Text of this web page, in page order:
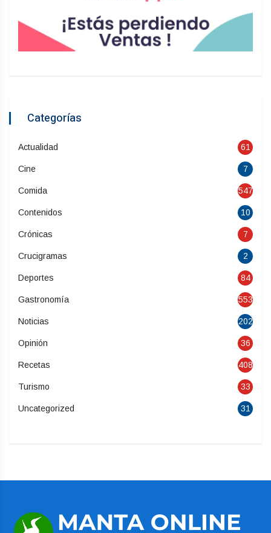
Categorías
Actualidad 61
Cine 7
Comida 547
Contenidos 10
Crónicas 7
Crucigramas 2
Deportes 84
Gastronomía 553
Noticias 202
Opinión 36
Recetas 408
Turismo 33
Uncategorized 31